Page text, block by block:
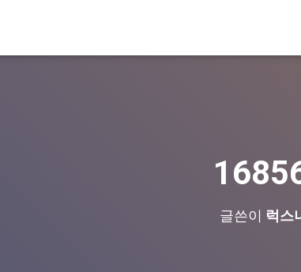
글쓴이 럭스